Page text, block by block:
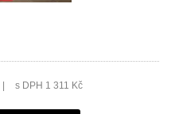
s DPH 1 311 Kč